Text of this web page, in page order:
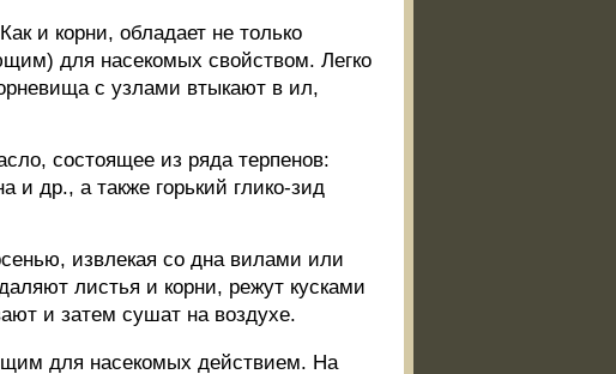
и корни, обладает не только
для насекомых свойством. Легко
с узлами втыкают в ил,
состоящее из ряда терпенов:
и др., а также горький глико-зид
извлекая со дна вилами или
листья и корни, режут кусками
и затем сушат на воздухе.
для насекомых действием. На